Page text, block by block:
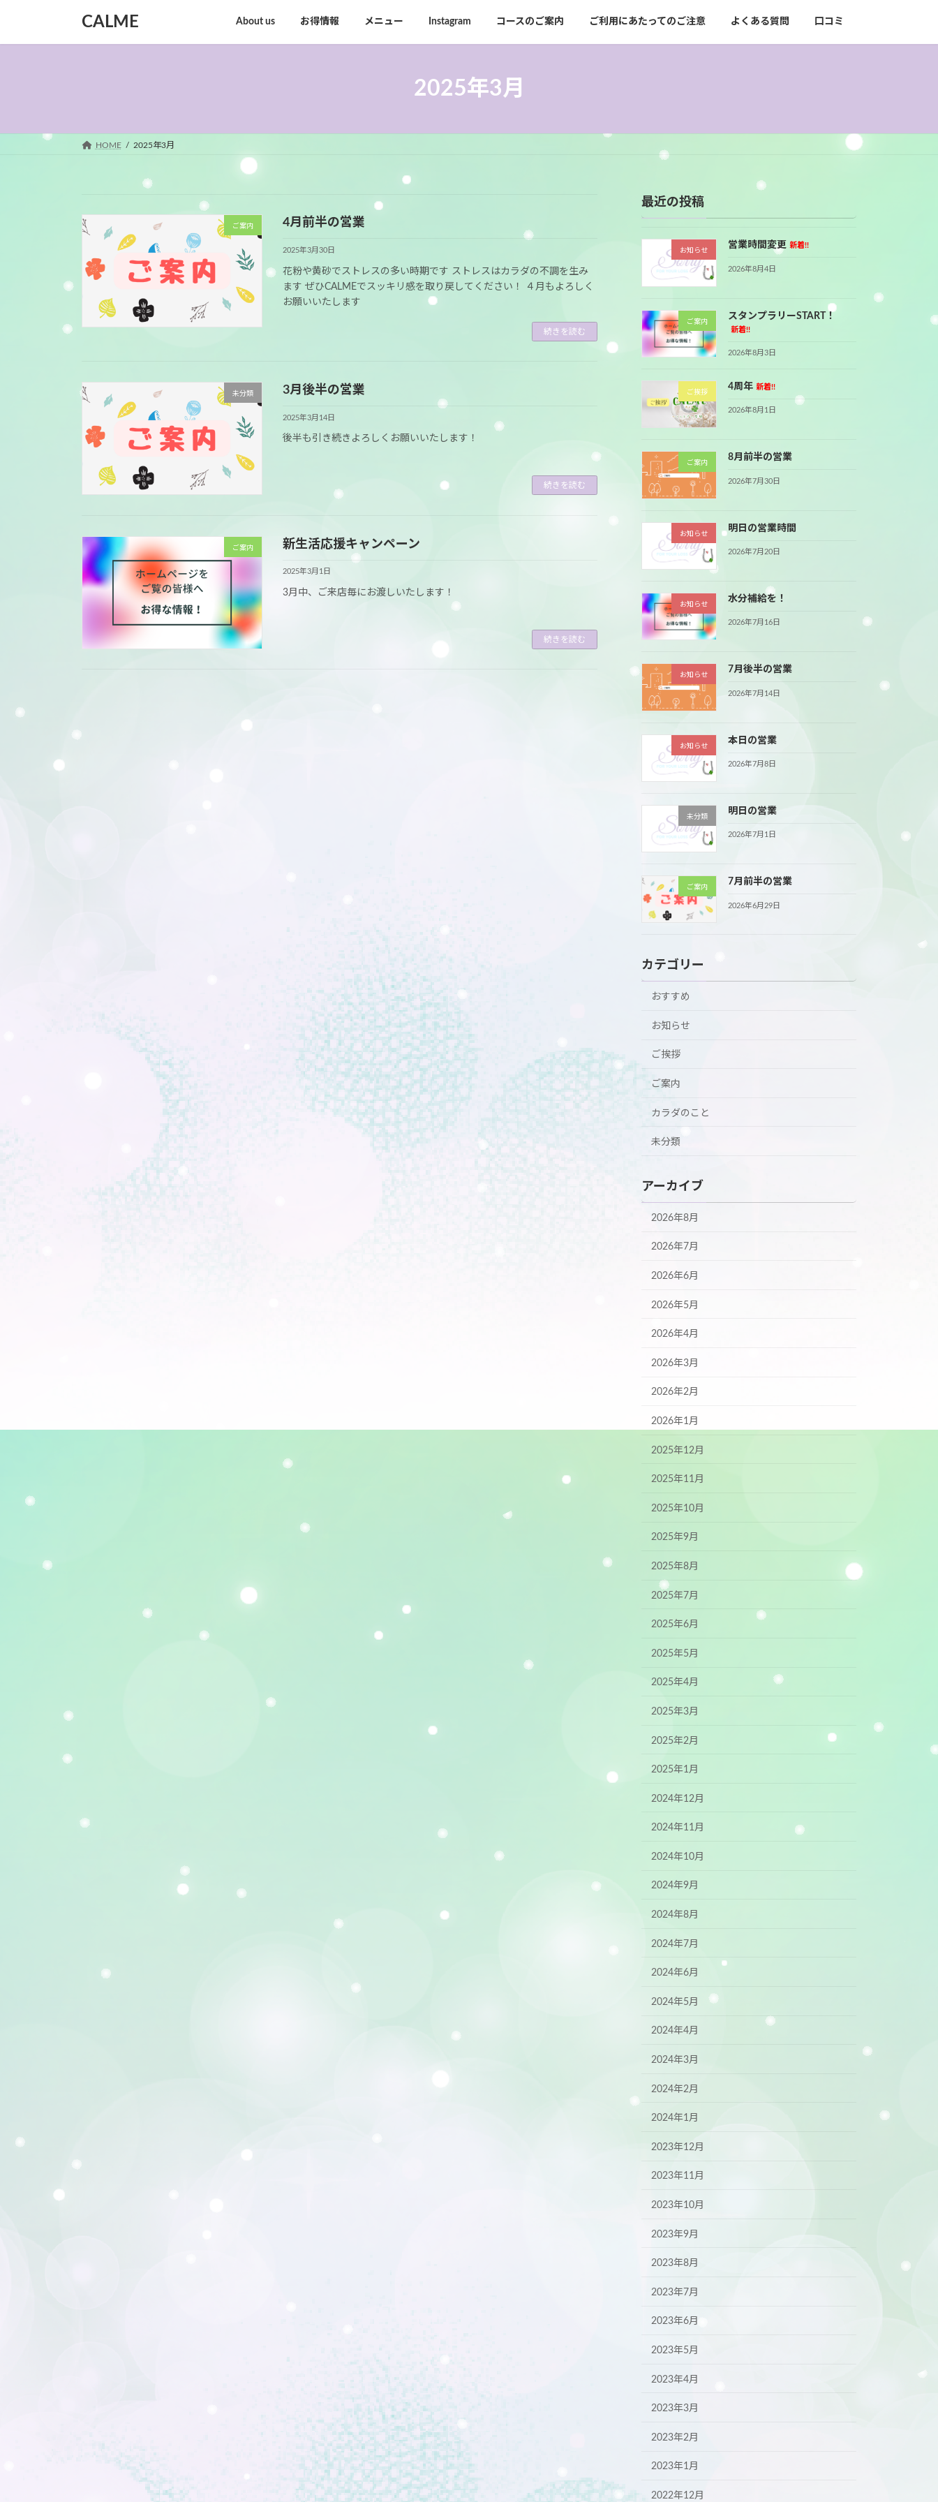
テ
ゲ
CALME About us お得情報 メニュー Instagram コースのご案内 ご利用にあたってのご注意 よくある質問 口コミ
2025年3月
HOME 2025年3月
ご案内 4月前半の営業
2025年3月30日
花粉や黄砂でストレスの多い時期です ストレスはカラダの不調を生み
ます ぜひCALMEでスッキリ感を取り戻してください！ ４月もよろしく
お願いいたします
続きを読む
未分類 3月後半の営業
2025年3月14日
後半も引き続きよろしくお願いいたします！
続きを読む
ご案内 新生活応援キャンペーン
2025年3月1日
3月中、ご来店毎にお渡しいたします！
続きを読む
最近の投稿
お知らせ
営業時間変更 新着!!
2026年8月4日
ご案内
スタンプラリーSTART！
新着!!
2026年8月3日
ご挨拶
4周年 新着!!
2026年8月1日
ご案内
8月前半の営業
2026年7月30日
お知らせ
明日の営業時間
2026年7月20日
お知らせ
水分補給を！
2026年7月16日
お知らせ
7月後半の営業
2026年7月14日
お知らせ
本日の営業
2026年7月8日
未分類
明日の営業
2026年7月1日
ご案内
7月前半の営業
2026年6月29日
カテゴリー
おすすめ
お知らせ
ご挨拶
ご案内
カラダのこと
未分類
アーカイブ
2026年8月
2026年7月
2026年6月
2026年5月
2026年4月
2026年3月
2026年2月
2026年1月
2025年12月
2025年11月
2025年10月
2025年9月
2025年8月
2025年7月
2025年6月
2025年5月
2025年4月
2025年3月
2025年2月
2025年1月
2024年12月
2024年11月
2024年10月
2024年9月
2024年8月
2024年7月
2024年6月
2024年5月
2024年4月
2024年3月
2024年2月
2024年1月
2023年12月
2023年11月
2023年10月
2023年9月
2023年8月
2023年7月
2023年6月
2023年5月
2023年4月
2023年3月
2023年2月
2023年1月
2022年12月